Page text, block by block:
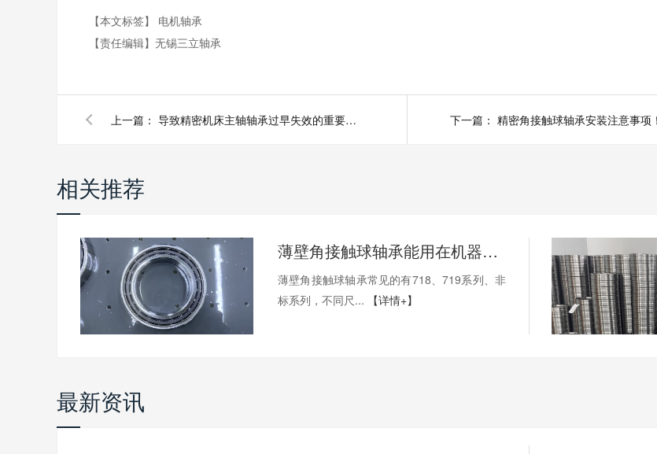
【本文标签】 电机轴承
【责任编辑】 无锡三立轴承
上一篇： 导致精密机床主轴轴承过早失效的重要因素是什么？ 下一篇： 精密角接触球轴承安装注意事项！
相关推荐
薄壁角接触球轴承能用在机器人上吗？薄壁轴承有哪些优点？
薄壁角接触球轴承常见的有718、719系列、非
标系列，不同尺...
【详情+】
最新资讯